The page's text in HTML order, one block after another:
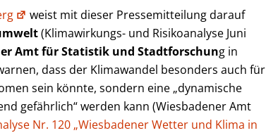
weist mit dieser Pressemitteilung darauf
(Klimawirkungs- und Risikoanalyse Juni
Amt für Statistik und Stadtforschung in
dass der Klimawandel besonders auch für
sein könnte, sondern eine „dynamische
gefährlich“ werden kann (Wiesbadener Amt
Nr. 120 „Wiesbadener Wetter und Klima in